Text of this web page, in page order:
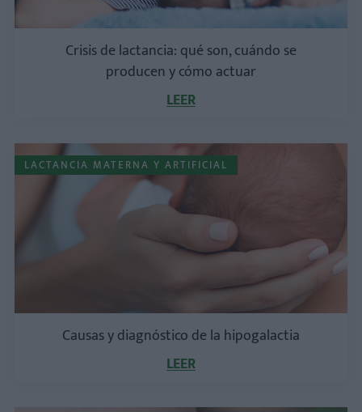
Crisis de lactancia: qué son, cuándo se
producen y cómo actuar
LEER
LACTANCIA MATERNA Y ARTIFICIAL
Causas y diagnóstico de la hipogalactia
LEER